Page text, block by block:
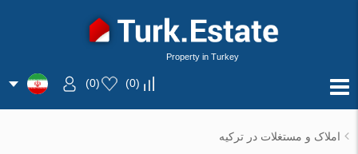
Property in Turkey
(
0
)
(
0
)
املاک و مستغلات در ترکیه